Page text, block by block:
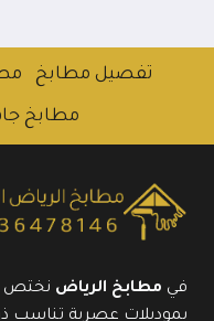
تفصيل مطابخ
مطابخ
في مطابخ الرياض نختص
بموديلات عصرية تناسب